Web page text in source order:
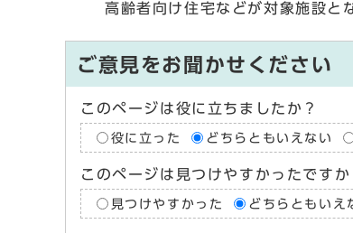
高齢者向け住宅などが対象施設と
ご意見をお聞かせください
このページは役に立ちましたか？
役に立った どちらともいえない
このページは見つけやすかったですか
見つけやすかった どちらともいえ